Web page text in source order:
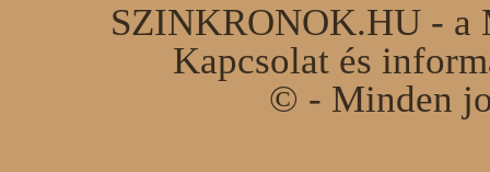
SZINKRONOK.HU - a
Kapcsolat és
© - Minden